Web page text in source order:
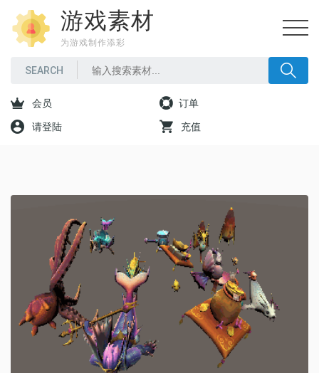
游戏素材
为游戏制作添彩
会员 订单
请登陆 充值